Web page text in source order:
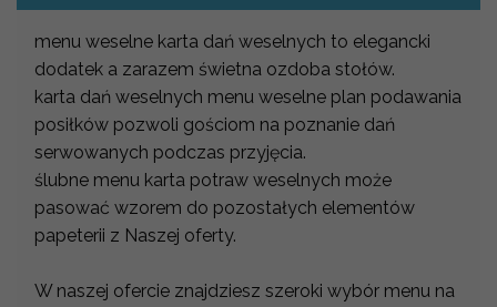
menu weselne karta dań weselnych to elegancki
dodatek a zarazem świetna ozdoba stołów.
karta dań weselnych menu weselne plan podawania
posiłków pozwoli gościom na poznanie dań
serwowanych podczas przyjęcia.
ślubne menu karta potraw weselnych może
pasować wzorem do pozostałych elementów
papeterii z Naszej oferty.
W naszej ofercie znajdziesz szeroki wybór menu na